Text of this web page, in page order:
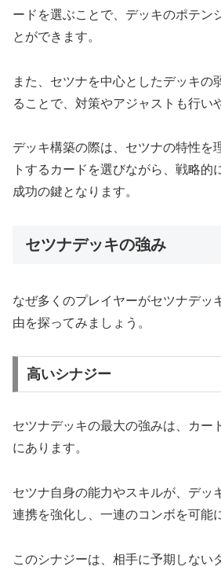
ードを選ぶことで、デッキのポテン
とができます。
また、セツナを中心としたデッキの
ることで、対策やアジャストも行い
デッキ構築の際は、セツナの特性を
トするカードを選びながら、戦略的
成功の鍵となります。
セツナデッキの強み
なぜ多くのプレイヤーがセツナデッ
由を探ってみましょう。
高いシナジー
セツナデッキの最大の強みは、カー
にあります。
セツナ自身の能力やスキルが、デッ
連携を強化し、一連のコンボを可能
このシナジーは、相手に予期しない